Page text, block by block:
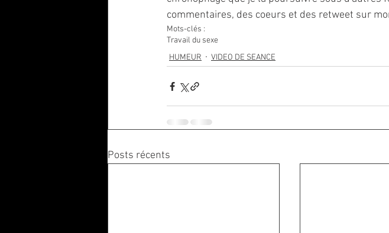
commentaires, des coeurs et des retweet sur
Mots-clés :
Travail du sexe
HUMEUR
VIDEO DE SEANCE
Posts récents